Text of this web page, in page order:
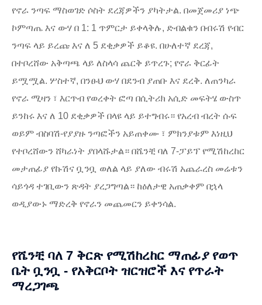
የኖራ ንጣፍ ማስወገድ ሶስት ደረጃዎችን ያካትታል. በመጀመሪያ ነጭ
ኮምጣጤ እና ውሃ በ 1: 1 ጥምርታ ይቀላቅሉ, ድብልቁን በብሩሽ የብር
ንጣፍ ላይ ይረጩ እና ለ 5 ደቂቃዎች ይቆዩ. በሁለተኛ ደረጃ,
በተቦረሸው አቅጣጫ ላይ ለስላሳ ጨርቅ ይጥረጉ; የኖራ ቅርፊት
ይሟሟል. ሦስተኛ, በንፁህ ውሃ በደንብ ያጠቡ እና ደረቅ. ለጠንካራ
የኖራ ሚዛን ፣ እርጥብ የወረቀት ፎጣ በሲትሪክ አሲድ መፍትሄ ውስጥ
ይንከሩ እና ለ 10 ደቂቃዎች በላዩ ላይ ይተግብሩ። የአረብ ብረት ሱፍ
ወይም ብስባሽ-የያያዙ ንጣፎችን አይጠቀሙ ፣ ምክንያቱም እነዚህ
የተቦረሸውን ሸካራነት ያበላሹታል። በሼንቺ ባለ 7-ፓይፕ የሚሽከረከር
መታጠፊያ የኩሽና ቧንቧ ወለል ላይ ያለው ብሩሽ አጨራረስ መሬቱን
ሳይጎዳ ተገቢውን ጽዳት ያረጋግጣል። ከዕለታዊ አጠቃቀም በኋላ
ወዲያውኑ ማድረቅ የኖራን መጨመርን ይቀንሳል.
የሼንቺ ባለ 7 ቅርጽ የሚሽከረከር ማጠፊያ የወጥ
ቤት ቧንቧ - የአቅርቦት ዝርዝሮች እና የጥራት
ማረጋገጫ